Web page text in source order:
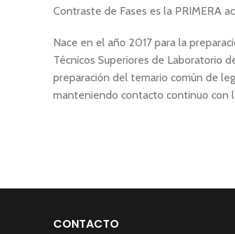
Contraste de Fases es la PRIMERA
Nace en el año 2017 para la
Técnicos Superiores de Laboratorio
preparación del temario común de
manteniendo contacto continuo con
CONTACTO